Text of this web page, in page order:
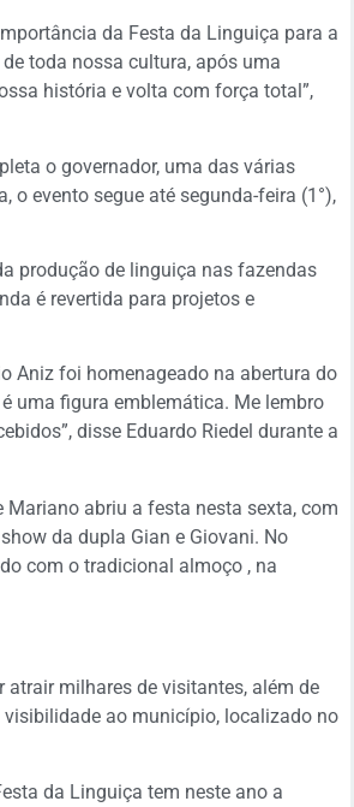
da Festa da Linguiça para a
toda nossa cultura, após uma
história e volta com força total”,
o governador, uma das várias
o evento segue até segunda-feira (1°),
produção de linguiça nas fazendas
é revertida para projetos e
Aniz foi homenageado na abertura do
uma figura emblemática. Me lembro
disse Eduardo Riedel durante a
Mariano abriu a festa nesta sexta, com
da dupla Gian e Giovani. No
com o tradicional almoço , na
milhares de visitantes, além de
ao município, localizado no
da Linguiça tem neste ano a